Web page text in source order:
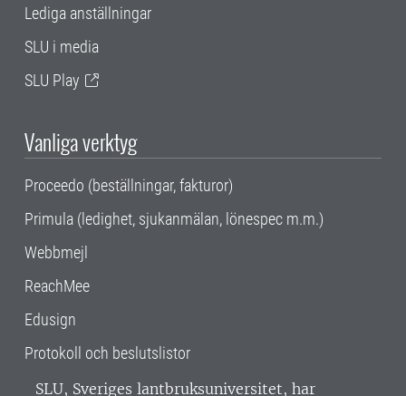
Lediga anställningar
SLU i media
SLU Play
Vanliga verktyg
Proceedo (beställningar, fakturor)
Primula (ledighet, sjukanmälan, lönespec m.m.)
Webbmejl
ReachMee
Edusign
Protokoll och beslutslistor
SLU, Sveriges lantbruksuniversitet, har